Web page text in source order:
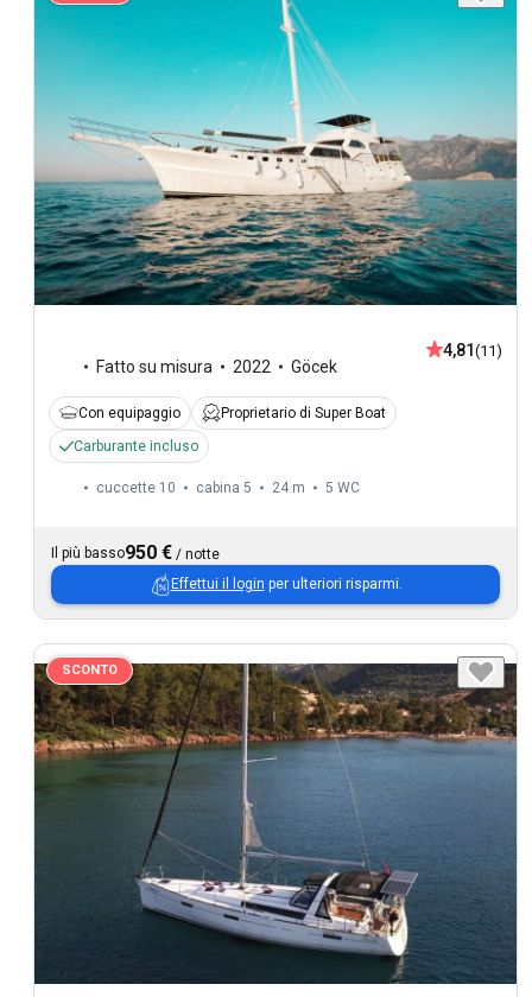
Fatto su misura 2022 Göcek
4,81(11)
Con equipaggio
Proprietario di Super Boat
Carburante incluso
cuccette 10 cabina 5 24 m 5 WC
Il più basso950 € / notte
Effettui il login per ulteriori risparmi.
SCONTO